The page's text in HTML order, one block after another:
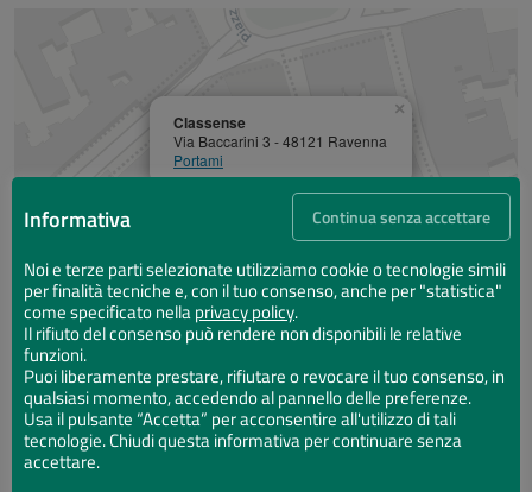
Classense
Via Baccarini 3 - 48121 Ravenna
Portami
×
Informativa
Noi e terze parti selezionate utilizziamo cookie o tecnologie simili
per finalità tecniche e, con il tuo consenso, anche per "statistica"
come specificato nellaprivacy policy.
Il rifiuto del consenso può rendere non disponibili le relative
funzioni.
Puoi liberamente prestare, rifiutare o revocare il tuo consenso, in
qualsiasi momento, accedendo al pannello delle preferenze.
Usa il pulsante “Accetta” per acconsentire all'utilizzo di tali
tecnologie. Chiudi questa informativa per continuare senza
accettare.
Continua senza accettare